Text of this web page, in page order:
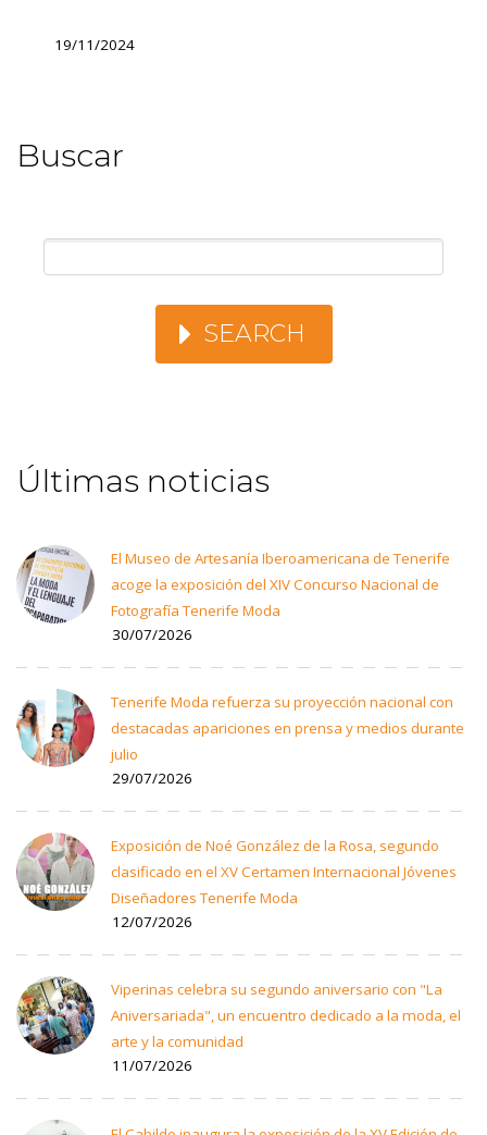
19/11/2024
Buscar
SEARCH
Últimas noticias
El Museo de Artesanía Iberoamericana de Tenerife
acoge la exposición del XIV Concurso Nacional de
Fotografía Tenerife Moda
30/07/2026
Tenerife Moda refuerza su proyección nacional con
destacadas apariciones en prensa y medios durante
julio
29/07/2026
Exposición de Noé González de la Rosa, segundo
clasificado en el XV Certamen Internacional Jóvenes
Diseñadores Tenerife Moda
12/07/2026
Viperinas celebra su segundo aniversario con "La
Aniversariada", un encuentro dedicado a la moda, el
arte y la comunidad
11/07/2026